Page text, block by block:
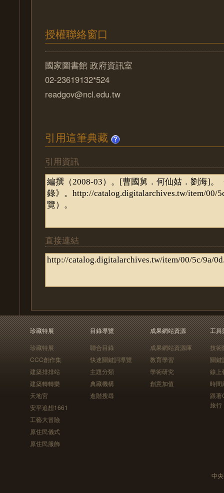
授權聯絡窗口
國家圖書館 政府資訊室
02-23619132*524
readgov@ncl.edu.tw
引用這筆典藏
引用資訊
直接連結
珍藏特展
珍藏特展
CCC創作集
建築排排站
建築轉轉樂
天地宮
安平追想1661
工藝大冒險
原住民儀式
原住民服飾
目錄導覽
聯合目錄
快速關鍵詞導覽
主題分類
典藏機構
進階搜尋
成果網站資源
成果網站資源庫
教育學習
學術研究
創意加值
工具
技術
關鍵
線上
時間
跟
旅行
中